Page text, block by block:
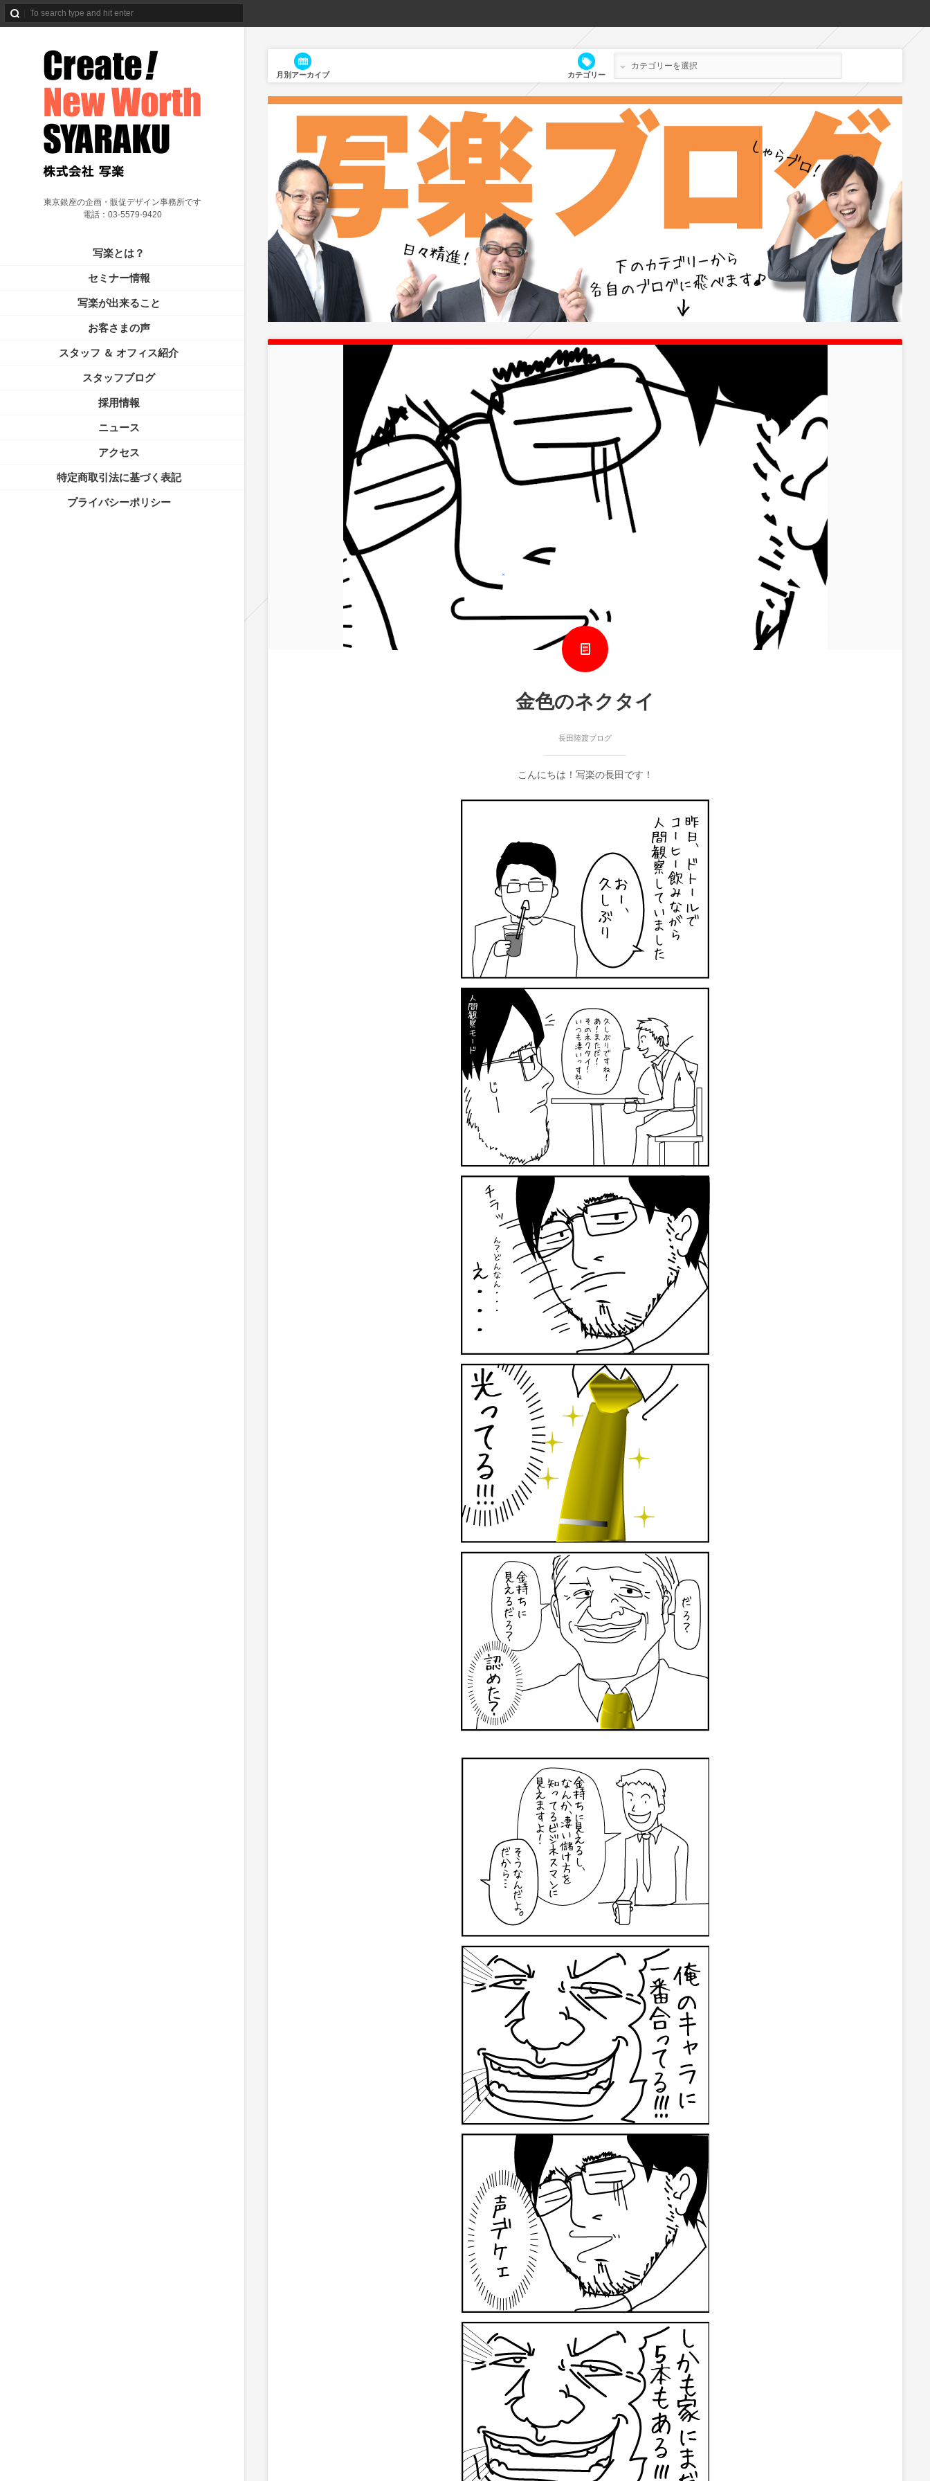
東京銀座の企画・販促デザイン事務所です
電話：03-5579-9420
写楽とは？
セミナー情報
写楽が出来ること
お客さまの声
スタッフ ＆ オフィス紹介
スタッフブログ
採用情報
ニュース
アクセス
特定商取引法に基づく表記
プライバシーポリシー
月別アーカイブ カテゴリー
金色のネクタイ
長田陸渡ブログ
こんにちは！写楽の長田です！